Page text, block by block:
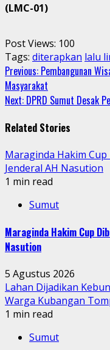
(LMC-01)
Post Views: 100
Tags: diterapkan lalu
Continue
Reading
Previous: Pembangunan
Masyarakat
Next: DPRD Sumut Desak
Related Stories
Maraginda Hakim
Jenderal AH Nasution
1 min read
Sumut
Maraginda Hakim Cup
Nasution
5 Agustus 2026
Lahan Dijadikan
Warga Kubangan
1 min read
Sumut